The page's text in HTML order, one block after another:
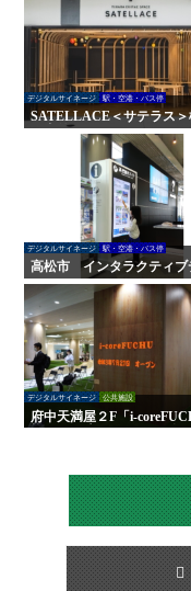
デジタルサイネージ 駅・空港・バス停
SATELLACE＜サテラス
屋内外サイン・デジタルサ
デジタルサイネージ 駅・空港・バス停
高松市 インタラクティブ
タルサイネージ
デジタルサイネージ 公共施設
府中天満屋２F「i-
様 LED木目ウォール 他